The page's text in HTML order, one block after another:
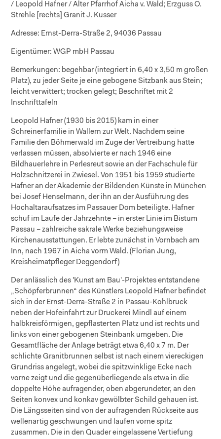
/ Leopold Hafner / Alter Pfarrhof Aicha v. Wald; Erzguss O.
Strehle [rechts] Granit J. Kusser
Adresse: Ernst-Derra-Straße 2, 94036 Passau
Eigentümer: WGP mbH Passau
Bemerkungen: begehbar (integriert in 6,40 x 3,50 m großen
Platz), zu jeder Seite je eine gebogene Sitzbank aus Stein;
leicht verwittert; trocken gelegt; Beschriftet mit 2
Inschrifttafeln
Leopold Hafner (1930 bis 2015) kam in einer
Schreinerfamilie in Wallern zur Welt. Nachdem seine
Familie den Böhmerwald im Zuge der Vertreibung hatte
verlassen müssen, absolvierte er nach 1946 eine
Bildhauerlehre in Perlesreut sowie an der Fachschule für
Holzschnitzerei in Zwiesel. Von 1951 bis 1959 studierte
Hafner an der Akademie der Bildenden Künste in München
bei Josef Henselmann, der ihn an der Ausführung des
Hochaltaraufsatzes im Passauer Dom beteiligte. Hafner
schuf im Laufe der Jahrzehnte – in erster Linie im Bistum
Passau – zahlreiche sakrale Werke beziehungsweise
Kirchenausstattungen. Er lebte zunächst in Vornbach am
Inn, nach 1967 in Aicha vorm Wald. (Florian Jung,
Kreisheimatpfleger Deggendorf)
Der anlässlich des 'Kunst am Bau'-Projektes entstandene
„Schöpferbrunnen“ des Künstlers Leopold Hafner befindet
sich in der Ernst-Derra-Straße 2 in Passau-Kohlbruck
neben der Hofeinfahrt zur Druckerei Mindl auf einem
halbkreisförmigen, gepflasterten Platz und ist rechts und
links von einer gebogenen Steinbank umgeben. Die
Gesamtfläche der Anlage beträgt etwa 6,40 x 7 m. Der
schlichte Granitbrunnen selbst ist nach einem viereckigen
Grundriss angelegt, wobei die spitzwinklige Ecke nach
vorne zeigt und die gegenüberliegende als etwa in die
doppelte Höhe aufragender, oben abgerundeter, an den
Seiten konvex und konkav gewölbter Schild gehauen ist.
Die Längsseiten sind von der aufragenden Rückseite aus
wellenartig geschwungen und laufen vorne spitz
zusammen. Die in den Quader eingelassene Vertiefung